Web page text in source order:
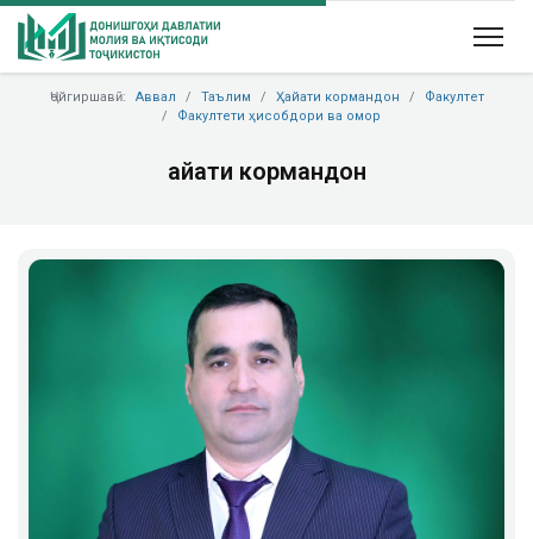
Ҷойгиршавӣ: Аввал Таълим Ҳайати кормандон
Факултет
Факултети ҳисобдори ва омор
Ҳайати кормандон